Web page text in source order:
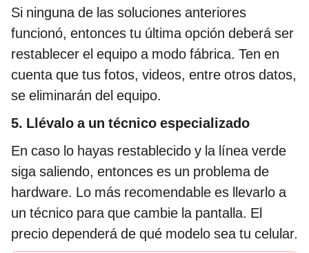
Si ninguna de las soluciones anteriores
funcionó, entonces tu última opción deberá ser
restablecer el equipo a modo fábrica. Ten en
cuenta que tus fotos, videos, entre otros datos,
se eliminarán del equipo.
5. Llévalo a un técnico especializado
En caso lo hayas restablecido y la línea verde
siga saliendo, entonces es un problema de
hardware. Lo más recomendable es llevarlo a
un técnico para que cambie la pantalla. El
precio dependerá de qué modelo sea tu celular.